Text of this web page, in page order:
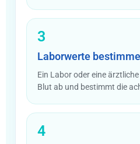
3
Laborwerte
Ein Labor oder eine
Blut ab und bestimmt die
4